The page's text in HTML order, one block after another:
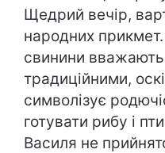
Щедрий вечір,
народних
свинини
традиційними,
символізує
готувати рибу і
Василя не